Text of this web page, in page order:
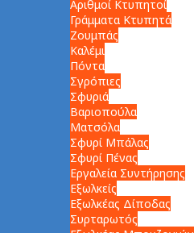
Αριθμοί Κτυπητοί
Γράμματα Κτυπητά
Ζουμπάς
Καλέμι
Πόντα
Σγρόπιες
Σφυριά
Βαριοπούλα
Ματσόλα
Σφυρί Μπάλας
Σφυρί Πένας
Εργαλεία Συντήρησης
Εξωλκείς
Εξωλκέας Δίποδας
Συρταρωτός